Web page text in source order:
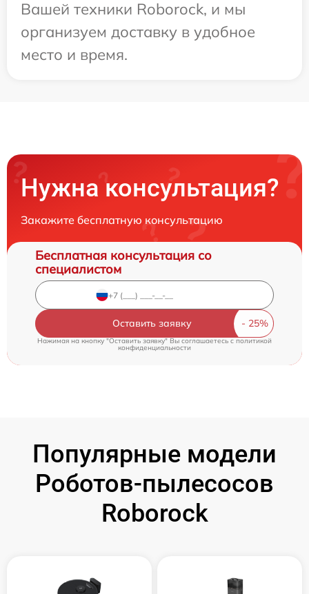
Вашей техники Roborock, и мы
организуем доставку в удобное
место и время.
Нужна консультация?
Закажите бесплатную консультацию
Бесплатная консультация со
специалистом
Оставить заявку
Нажимая на кнопку "Оставить заявку" Вы соглашаетесь c политикой
конфиденциальности
Популярные модели
Роботов-пылесосов
Roborock